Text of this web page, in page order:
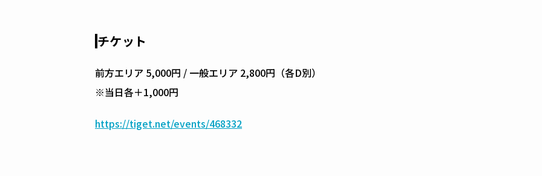
チケット
前方エリア 5,000円 / 一般エリア 2,800円（各D別）
※当日各＋1,000円
https://tiget.net/events/468332